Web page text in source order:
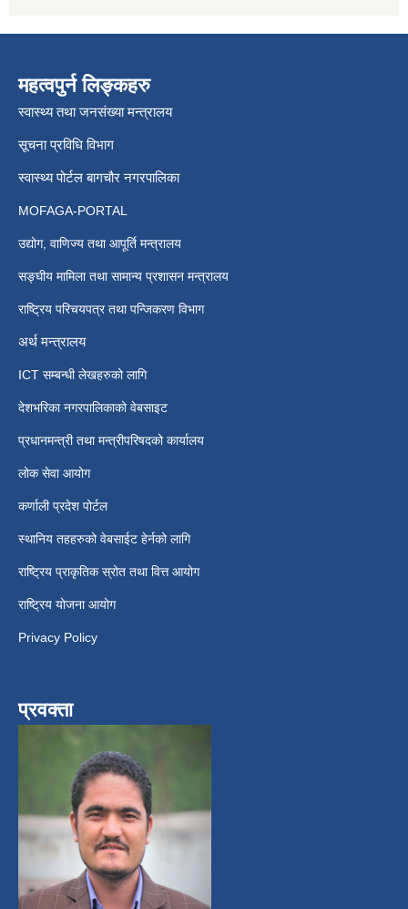
महत्वपुर्न लिङ्कहरु
स्वास्थ्य तथा जनसंख्या मन्त्रालय
सूचना प्रविधि विभाग
स्वास्थ्य पोर्टल बागचौर नगरपालिका
MOFAGA-PORTAL
उद्योग, वाणिज्य तथा आपूर्ति मन्त्रालय
सङ्घीय मामिला तथा सामान्य प्रशासन मन्त्रालय
राष्ट्रिय परिचयपत्र तथा पन्जिकरण विभाग
अर्थ मन्त्रालय
ICT सम्बन्धी लेखहरुको लागि
देशभरिका नगरपालिकाको वेबसाइट
प्रधानमन्त्री तथा मन्त्रीपरिषदको कार्यालय
लोक सेवा आयोग
कर्णाली प्रदेश पोर्टल
स्थानिय तहहरुको वेबसाईट हेर्नको लागि
राष्ट्रिय प्राकृतिक स्रोत तथा वित्त आयोग
राष्ट्रिय योजना आयोग
Privacy Policy
प्रवक्ता